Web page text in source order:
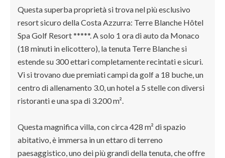
Questa superba proprietà si trova nel più esclusivo
resort sicuro della Costa Azzurra: Terre Blanche Hôtel
Spa Golf Resort *****. A solo 1 ora di auto da Monaco
(18 minuti in elicottero), la tenuta Terre Blanche si
estende su 300 ettari completamente recintati e sicuri.
Vi si trovano due premiati campi da golf a 18 buche, un
centro di allenamento 3.0, un hotel a 5 stelle con diversi
ristoranti e una spa di 3.200 m².
Questa magnifica villa, con circa 428 m² di spazio
abitativo, è immersa in un ettaro di terreno
paesaggistico, uno dei più grandi della tenuta, che offre